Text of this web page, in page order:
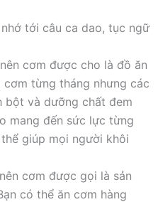
tới câu ca dao, tục ngữ
cơm được cho là đồ ăn
từng tháng nhưng các
bột và dưỡng chất đem
mang đến sức lực từng
giúp mọi người khôi
cơm được gọi là sản
có thể ăn cơm hàng